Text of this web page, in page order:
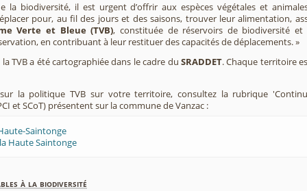
la biodiversité, il est urgent d’offrir aux espèces végétales et
pour, au fil des jours et des saisons, trouver leur alimentation,
Verte et Bleue (TVB), constituée de réservoirs de biodiversité
en contribuant à leur restituer des capacités de déplacements. »
TVB a été cartographiée dans le cadre du SRADDET. Chaque territoire
la politique TVB sur votre territoire, consultez la rubrique
et SCoT) présentent sur la commune de Vanzac :
Saintonge
Haute Saintonge
à la biodiversité